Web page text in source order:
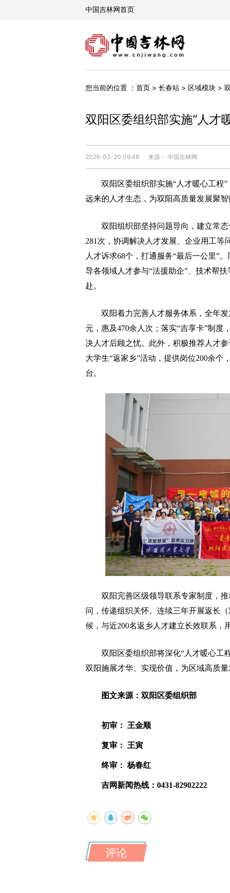
您当前的位置 ： 首页 > 长春站 > 区域模块 >
双阳区委组织部实施“人才
2026-03-20 09:48 来源： 中国吉林网
双阳区委组织部实施“人才暖心工程”
远来的人才生态，为双阳高质量发展聚智
双阳组织部坚持问题导向，建立常态
281次，协调解决人才发展、企业用工等
人才诉求68个，打通服务“最后一公里”
导各领域人才参与“法援助企”、技术帮
赴。
双阳着力完善人才服务体系，全年发
元，惠及470余人次；落实“吉享卡”制度
决人才后顾之忧。此外，积极推荐人才
大学生“返家乡”活动，提供岗位200余个
台。
双阳完善区级领导联系专家制度，推
问，传递组织关怀。连续三年开展返长
候，与近200名返乡人才建立长效联系，
双阳区委组织部将深化“人才暖心工程
双阳施展才华、实现价值，为区域高质量
图文来源：双阳区委组织部
初审： 王金顺
复审： 王寅
终审： 杨春红
吉网新闻热线：0431-82902222
评论